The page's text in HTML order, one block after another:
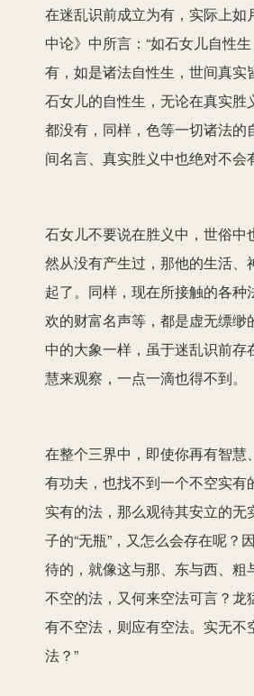
在迷乱识前成立为有，实际上如
中论》中所言：“如石女儿自性
有，如是诸法自性生，世间真实
石女儿的自性生，无论在真实胜
都没有，同样，色等一切诸法的
间名言、真实胜义中也绝对不会
石女儿不要说在胜义中，世俗中
然从没有产生过，那他的生活、
起了。同样，现在所接触的各种
欢的财富名声等，都是虚无缥缈
中的大象一样，虽于迷乱识前存
慧来观察，一点一滴也得不到。
在整个三界中，即使你再有智慧
有功夫，也找不到一个不空实有
实有的法，那么观待其安立的无
子的“无瓶”，又怎么会存在呢？
待的，就像这与那、东与西、粗
不空的法，又何来空法可言？龙
有不空法，则应有空法。实无不
法？”